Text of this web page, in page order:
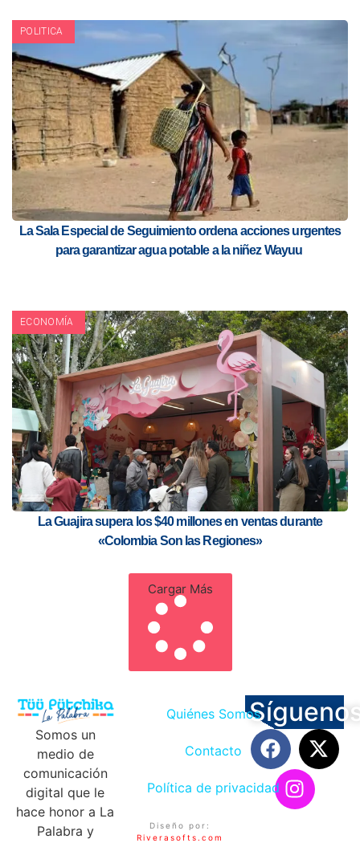
POLITICA
La Sala Especial de Seguimiento ordena acciones urgentes
para garantizar agua potable a la niñez Wayuu
ECONOMÍA
La Guajira supera los $40 millones en ventas durante
«Colombia Son las Regiones»
Cargar Más
Somos un
medio de
comunicación
digital que le
hace honor a La
Palabra y
Quiénes Somos
Contacto
Política de privacidad
Diseño por:
Riverasofts.com